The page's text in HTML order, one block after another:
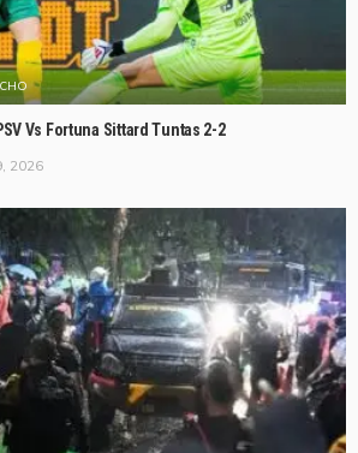
Vs Fortuna Sittard Tuntas 2-2
2026